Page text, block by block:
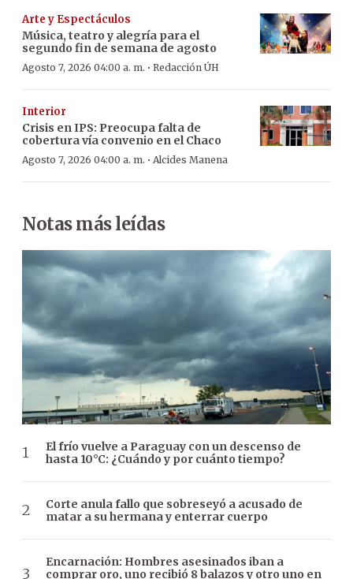
Arte y Espectáculos
Música, teatro y alegría para el
segundo fin de semana de agosto
Agosto 7, 2026 04:00 a. m. · Redacción ÚH
Interior
Crisis en IPS: Preocupa falta de
cobertura vía convenio en el Chaco
Agosto 7, 2026 04:00 a. m. · Alcides Manena
Notas más leídas
El frío vuelve a Paraguay con un descenso de
hasta 10°C: ¿Cuándo y por cuánto tiempo?
Corte anula fallo que sobreseyó a acusado de
matar a su hermana y enterrar cuerpo
Encarnación: Hombres asesinados iban a
comprar oro, uno recibió 8 balazos y otro uno en